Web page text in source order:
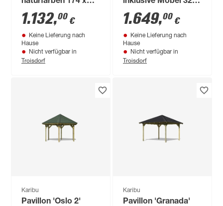
245 x 268 cm
1.132,00 €
Keine Lieferung nach
Hause
Nicht verfügbar in
Troisdorf
x 290 x 326 cm
1.649,00 €
Keine Lieferung nach
Hause
Nicht verfügbar in
Troisdorf
Karibu
Pavillon 'Oslo 2'
Karibu
Pavillon 'Granada'